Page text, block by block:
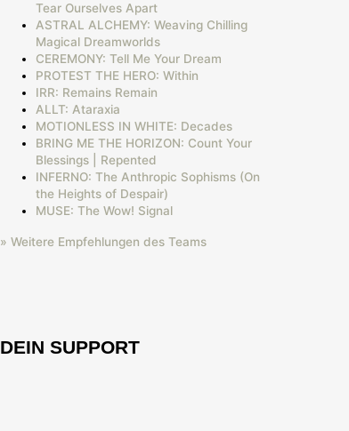
Tear Ourselves Apart
ASTRAL ALCHEMY: Weaving Chilling
Magical Dreamworlds
CEREMONY: Tell Me Your Dream
PROTEST THE HERO: Within
IRR: Remains Remain
ALLT: Ataraxia
MOTIONLESS IN WHITE: Decades
BRING ME THE HORIZON: Count Your
Blessings | Repented
INFERNO: The Anthropic Sophisms (On
the Heights of Despair)
MUSE: The Wow! Signal
» Weitere Empfehlungen des Teams
DEIN SUPPORT